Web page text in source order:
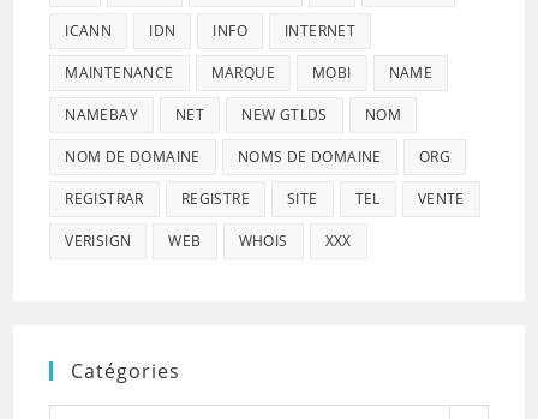
ICANN IDN INFO INTERNET
MAINTENANCE MARQUE MOBI NAME
NAMEBAY NET NEW GTLDS NOM
NOM DE DOMAINE NOMS DE DOMAINE ORG
REGISTRAR REGISTRE SITE TEL VENTE
VERISIGN WEB WHOIS XXX
Catégories
Catégories